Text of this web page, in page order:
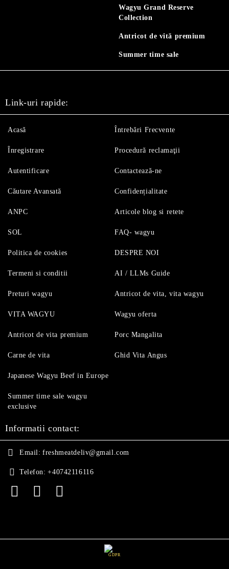
Wagyu Grand Reserve
Collection
Antricot de vită premium
Summer time sale
Link-uri rapide:
Acasă
Înregistrare
Autentificare
Căutare Avansată
Întrebări Frecvente
Procedură reclamaţii
Contactează-ne
Confidențialitate
ANPC
SOL
Politica de cookies
Termeni si conditii
Articole blog si retete
FAQ- wagyu
DESPRE NOI
AI / LLMs Guide
Preturi wagyu
VITA WAGYU
Antricot de vita premium
Carne de vita
Antricot de vita, vita wagyu
Wagyu oferta
Porc Mangalita
Ghid Vita Angus
Japanese Wagyu Beef in Europe
Summer time sale wagyu
exclusive
Informatii contact:
Email: freshmeatdeliv@gmail.com
Telefon: +40742116116
GDPR